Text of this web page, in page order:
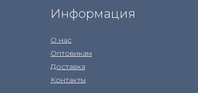
Информация
О нас
Оптовикам
Доставка
Контакты